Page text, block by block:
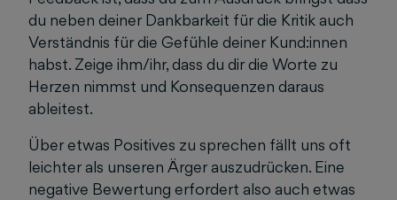
du neben deiner Dankbarkeit für die Kritik auch
Verständnis für die Gefühle deiner Kund:innen
habst. Zeige ihm/ihr, dass du dir die Worte zu
Herzen nimmst und Konsequenzen daraus
ableitest.
Über etwas Positives zu sprechen fällt uns oft
leichter als unseren Ärger auszudrücken. Eine
negative Bewertung erfordert also auch etwas